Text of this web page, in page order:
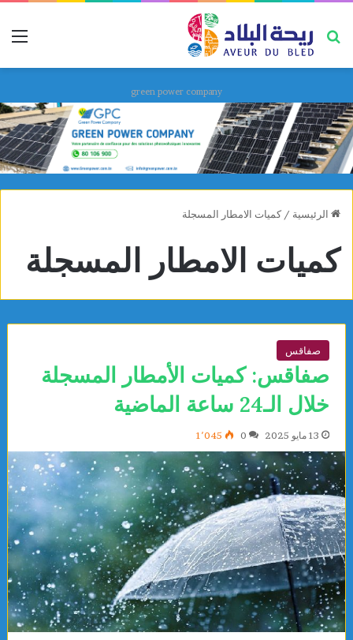
بحث عن
green power company
الرئيسية / كميات الامطار المسجلة
كميات الامطار المسجلة
صفاقس
صفاقس: كميات الأمطار المسجلة
خلال الـ24 ساعة الماضية
13 مايو 2025 0 1٬045